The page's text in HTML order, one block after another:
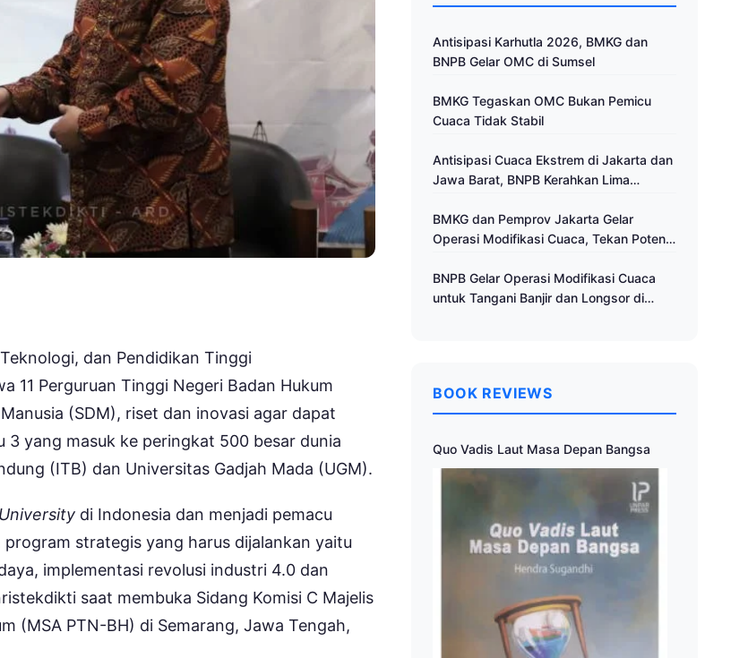
dan Pendidikan Tinggi
11 Perguruan Tinggi Negeri Badan Hukum
(SDM), riset dan inovasi agar dapat
3 yang masuk ke peringkat 500 besar dunia
(ITB) dan Universitas Gadjah Mada (UGM).
di Indonesia dan menjadi pemacu
strategis yang harus dijalankan yaitu
implementasi revolusi industri 4.0 dan
saat membuka Sidang Komisi C Majelis
(MSA PTN-BH) di Semarang, Jawa Tengah,
Antisipasi Karhutla 2026, BMKG dan
BNPB Gelar OMC di Sumsel
BMKG Tegaskan OMC Bukan Pemicu
Cuaca Tidak Stabil
Antisipasi Cuaca Ekstrem di Jakarta dan
Jawa Barat, BNPB Kerahkan Lima
Cuaca
BMKG dan Pemprov Jakarta Gelar
Operasi Modifikasi Cuaca, Tekan Potensi
BNPB Gelar Operasi Modifikasi Cuaca
untuk Tangani Banjir dan Longsor di
BOOK REVIEWS
Quo Vadis Laut Masa Depan Bangsa